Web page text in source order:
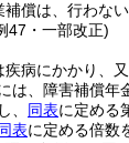
償は、行わない
47・一部改正)
病にかかり、
、障害補償年
、 同表に定める
表に定める倍数